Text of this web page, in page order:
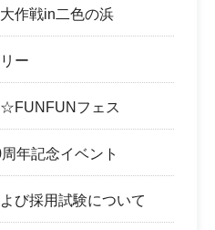
作戦in二色の浜
ー
フェス
年記念イベント
び採用試験について